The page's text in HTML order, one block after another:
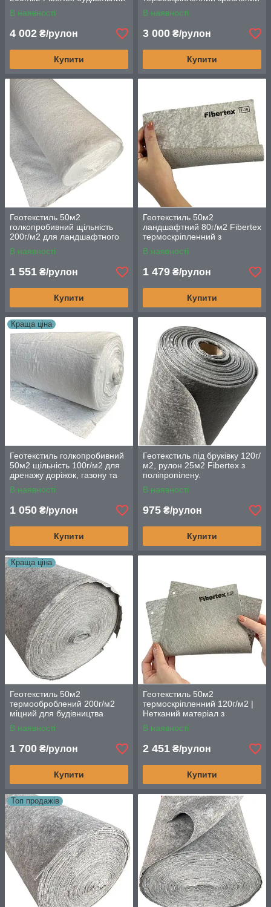
високоміцний
В наявності
4 002 ₴/рулон
Купити
із екологічного поліпропілену
В наявності
3 000 ₴/рулон
Купити
Геотекстиль 50м2
голкопробивний щільність
200г/м2 для ландшафтного
дизайну та будівництва
В наявності
1 551 ₴/рулон
Купити
Геотекстиль 50м2
ландшафтний 80г/м2 Fibertex
термоскріпленний з
високоякісного поліпропілену
В наявності
1 479 ₴/рулон
Купити
Краща ціна
Геотекстиль голкопробивний
50м2 щільність 100г/м2 для
дренажу доріжок, газону та
ставків
В наявності
1 050 ₴/рулон
Купити
Геотекстиль під бруківку 120г/
м2, рулон 25м2 Fibertex з
поліпропілену.
В наявності
975 ₴/рулон
Купити
Краща ціна
Геотекстиль 50м2
термооброблений 200г/м2
міцний для будівництва
В наявності
1 700 ₴/рулон
Купити
Геотекстиль 50м2
термоскріпленний 120г/м2 |
Нетканий матеріал з
високоякісного поліпропілену
В наявності
2 451 ₴/рулон
Купити
Топ продажів